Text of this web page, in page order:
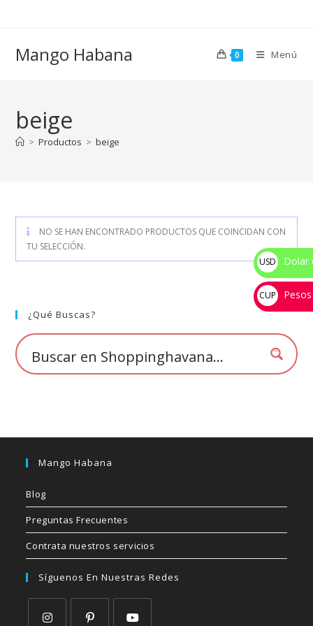
Mango Habana 0 Menú
beige
> Productos > beige
NO SE HAN ENCONTRADO PRODUCTOS QUE COINCIDAN CON
TU SELECCIÓN.
¿Qué Buscas?
Mango Habana
Blog
Preguntas Frecuentes
Contrata nuestros servicios
Síguenos En Nuestras Redes
USD
$
Dolar
CUP
💰
cup
Pesos